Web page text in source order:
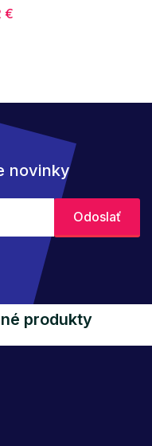
€
novinky
produkty